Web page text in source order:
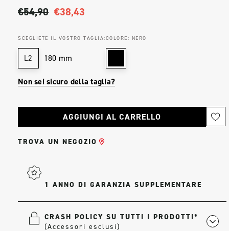
€54,90 €38,43
SCEGLIETE IL VOSTRO TAGLIA:
L2 180 mm
COLORE: NERO
Non sei sicuro della taglia?
attuale:
TROVA UN NEGOZIO
1 ANNO DI GARANZIA SUPPLEMENTARE
CRASH POLICY SU TUTTI I PRODOTTI*
(Accessori esclusi)